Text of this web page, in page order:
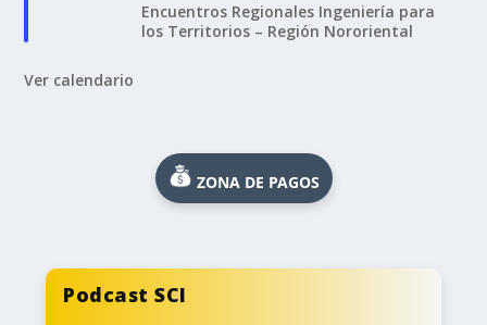
Encuentros Regionales Ingeniería para
los Territorios – Región Nororiental
Ver calendario
ZONA DE PAGOS
Podcast SCI